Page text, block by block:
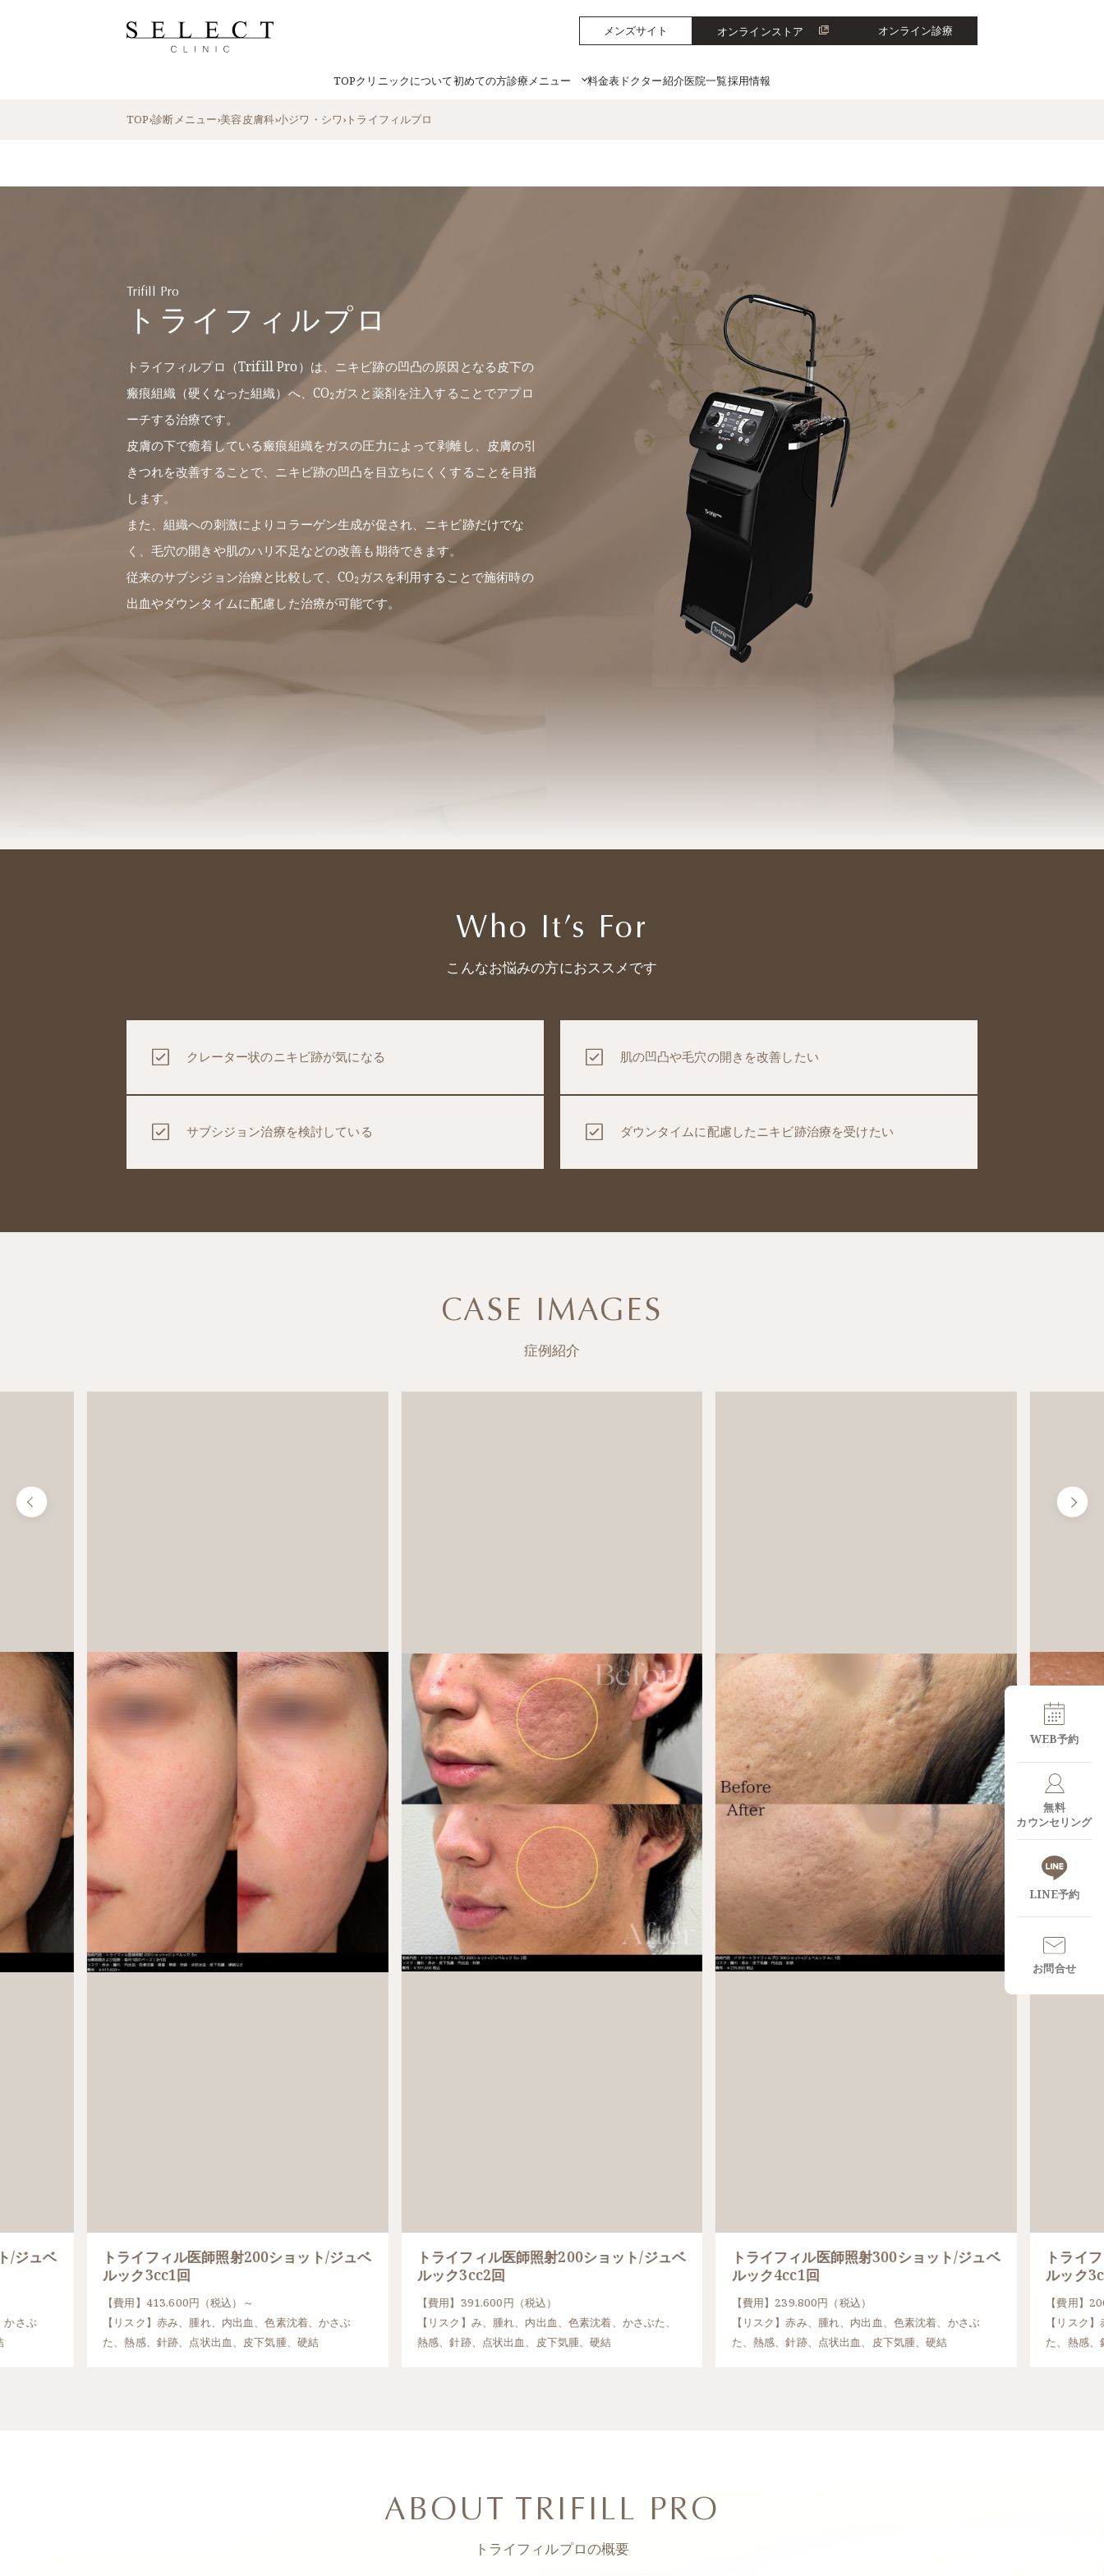
メンズサイト オンラインストア オンライン診療
TOPクリニックについて初めての方診療メニュー 料金表 ドクター紹介医院一覧採用情報
WEB予約
無料
カウンセリング
LINE予約
お問合せ
TOP›診断メニュー›美容皮膚科›小ジワ・シワ› トライフィルプロ
Trifill Pro
トライフィルプロ
トライフィルプロ（Trifill Pro）は、ニキビ跡の凹凸の原因となる皮下の
瘢痕組織（硬くなった組織）へ、CO₂ガスと薬剤を注入することでアプロ
ーチする治療です。
皮膚の下で癒着している瘢痕組織をガスの圧力によって剥離し、皮膚の引
きつれを改善することで、ニキビ跡の凹凸を目立ちにくくすることを目指
します。
また、組織への刺激によりコラーゲン生成が促され、ニキビ跡だけでな
く、毛穴の開きや肌のハリ不足などの改善も期待できます。
従来のサブシジョン治療と比較して、CO₂ガスを利用することで施術時の
出血やダウンタイムに配慮した治療が可能です。
Who It’s For
こんなお悩みの方におススメです
クレーター状のニキビ跡が気になる 肌の凹凸や毛穴の開きを改善したい
サブシジョン治療を検討している ダウンタイムに配慮したニキビ跡治療を受けたい
CASE IMAGES
症例紹介
/ジュベ
かさぶ
トライフィル医師照射200ショット/ジュベ
ルック3cc1回
【費用】413,600円（税込）～
【リスク】赤み、腫れ、内出血、色素沈着、かさぶ
た、熱感、針跡、点状出血、皮下気腫、硬結
トライフィル医師照射200ショット/ジュベ
ルック3cc2回
【費用】391,600円（税込）
【リスク】み、腫れ、内出血、色素沈着、かさぶた、
熱感、針跡、点状出血、皮下気腫、硬結
トライフィル医師照射300ショット/ジュベ
ルック4cc1回
【費用】239,800円（税込）
【リスク】赤み、腫れ、内出血、色素沈着、かさぶ
た、熱感、針跡、点状出血、皮下気腫、硬結
トライ
ルック
【費用】
【リスク
た、熱感、
ABOUT TRIFILL PRO
トライフィルプロの概要